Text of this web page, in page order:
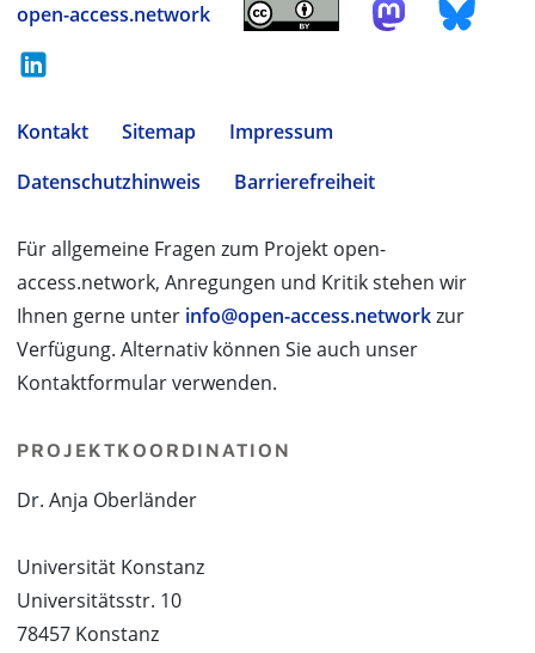
open-access.network
Kontakt Sitemap
Impressum
Datenschutzhinweis
Barrierefreiheit
Für allgemeine Fragen zum Projekt open-
access.network, Anregungen und Kritik stehen wir
Ihnen gerne unter info@open-access.networkzur
Verfügung. Alternativ können Sie auch unser
Kontaktformular verwenden.
PROJEKTKOORDINATION
Dr. Anja Oberländer
Universität Konstanz
Universitätsstr. 10
78457 Konstanz